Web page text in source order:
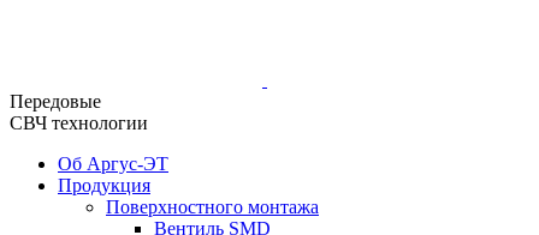
Передовые
СВЧ технологии
Об Аргус-ЭТ
Продукция
Поверхностного монтажа
Вентиль SMD